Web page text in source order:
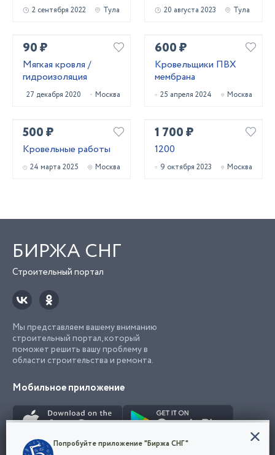
2 сентября 2022 Тула 20 августа 2023 Тула
90 ₽
Мягкая кровля /
гидроизоляция
27 декабря 2020 Москва
600 ₽
Кровельщики ПВХ
мембрана
25 апреля 2024 Москва
500 ₽
Кровельные работы
24 марта 2025 Москва
1 700 ₽
1200
9 октября 2023 Москва
БИРЖА СНГ
Строительный портал
Мы представляем вашему вниманию
строительный портал, который
поможет решить вашу проблему в
области строительства и ремонта.
Мобильное приложение
Конфиденциальность
Попробуйте приложение "Биржа СНГ"